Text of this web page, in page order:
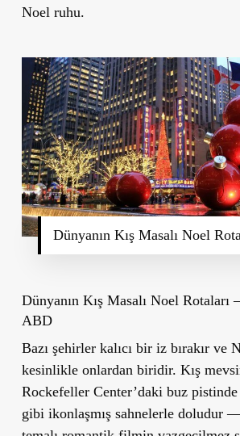
Noel ruhu.
Dünyanın Kış Masalı Noel
Dünyanın Kış Masalı Noel Rotaları
ABD
Bazı şehirler kalıcı bir iz bırakır ve
kesinlikle onlardan biridir. Kış
Rockefeller Center’daki buz
gibi ikonlaşmış sahnelerle doludur